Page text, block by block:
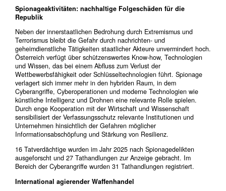
Spionageaktivitäten: nachhaltige Folgeschäden für die
Republik
Neben der innerstaatlichen Bedrohung durch Extremismus und
Terrorismus bleibt die Gefahr durch nachrichten- und
geheimdienstliche Tätigkeiten staatlicher Akteure unvermindert hoch.
Österreich verfügt über schützenswertes Know-how, Technologien
und Wissen, das bei einem Abfluss zum Verlust der
Wettbewerbsfähigkeit oder Schlüsseltechnologien führt. Spionage
verlagert sich immer mehr in den hybriden Raum, in dem
Cyberangriffe, Cyberoperationen und moderne Technologien wie
künstliche Intelligenz und Drohnen eine relevante Rolle spielen.
Durch enge Kooperation mit der Wirtschaft und Wissenschaft
sensibilisiert der Verfassungsschutz relevante Institutionen und
Unternehmen hinsichtlich der Gefahren möglicher
Informationsabschöpfung und Stärkung von Resilienz.
16 Tatverdächtige wurden im Jahr 2025 nach Spionagedelikten
ausgeforscht und 27 Tathandlungen zur Anzeige gebracht. Im
Bereich der Cyberangriffe wurden 31 Tathandlungen registriert.
International agierender Waffenhandel